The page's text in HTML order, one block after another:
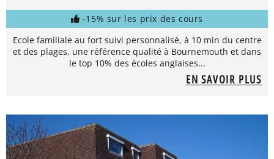
-15% sur les prix des cours
Ecole familiale au fort suivi personnalisé, à 10 min du centre
et des plages, une référence qualité à Bournemouth et dans
le top 10% des écoles anglaises...
EN SAVOIR PLUS